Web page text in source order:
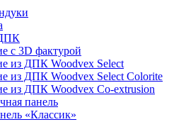
с 3D фактурой
из ДПК Woodvex Select
из ДПК Woodvex Select Colorite
из ДПК Woodvex Co-extrusion
панель
«Классик»